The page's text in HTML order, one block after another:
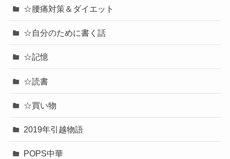
☆腰痛対策＆ダイエット
☆自分のために書く話
☆記憶
☆読書
☆買い物
2019年引越物語
POPS中華